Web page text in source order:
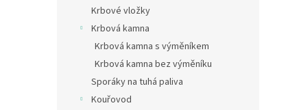
Krbové vložky
Krbová kamna
Krbová kamna s výměníkem
Krbová kamna bez výměníku
Sporáky na tuhá paliva
Kouřovod